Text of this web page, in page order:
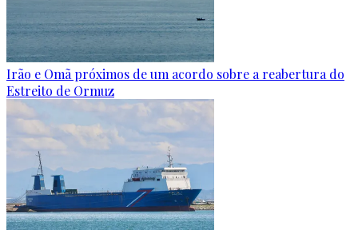
Irão e Omã próximos de um acordo sobre a reabertura do
Estreito de Ormuz